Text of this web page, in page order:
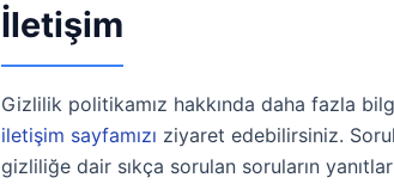
İletişim
Gizlilik politikamız hakkında daha fazla
iletişim sayfamızı ziyaret edebilirsiniz.
gizliliğe dair sıkça sorulan soruların